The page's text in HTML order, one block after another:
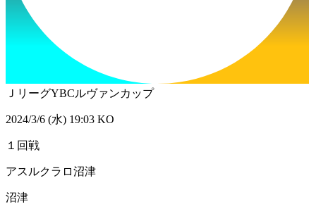
ＪリーグYBCルヴァンカップ
2024/3/6 (水) 19:03 KO
１回戦
アスルクラロ沼津
沼津